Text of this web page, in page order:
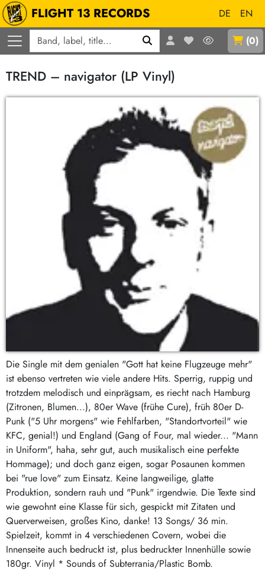
FLIGHT 13 RECORDS DE
EN
(0)
TREND – navigator (LP Vinyl)
Die Single mit dem genialen "Gott hat keine Flugzeuge mehr"
ist ebenso vertreten wie viele andere Hits. Sperrig, ruppig und
trotzdem melodisch und einprägsam, es riecht nach Hamburg
(Zitronen, Blumen...), 80er Wave (frühe Cure), früh 80er D-
Punk ("5 Uhr morgens" wie Fehlfarben, "Standortvorteil" wie
KFC, genial!) und England (Gang of Four, mal wieder... "Mann
in Uniform", haha, sehr gut, auch musikalisch eine perfekte
Hommage); und doch ganz eigen, sogar Posaunen kommen
bei "rue love" zum Einsatz. Keine langweilige, glatte
Produktion, sondern rauh und "Punk" irgendwie. Die Texte sind
wie gewohnt eine Klasse für sich, gespickt mit Zitaten und
Querverweisen, großes Kino, danke! 13 Songs/ 36 min.
Spielzeit, kommt in 4 verschiedenen Covern, wobei die
Innenseite auch bedruckt ist, plus bedruckter Innenhülle sowie
180gr. Vinyl * Sounds of Subterrania/Plastic Bomb.